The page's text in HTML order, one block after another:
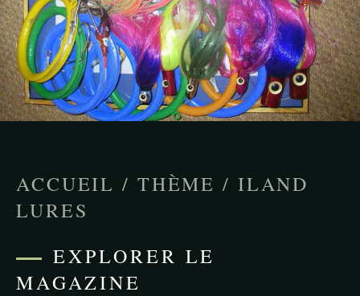
ACCUEIL / THÈME / ILAND
LURES
EXPLORER LE
MAGAZINE